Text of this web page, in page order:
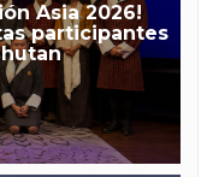
Asia 2026!
participantes